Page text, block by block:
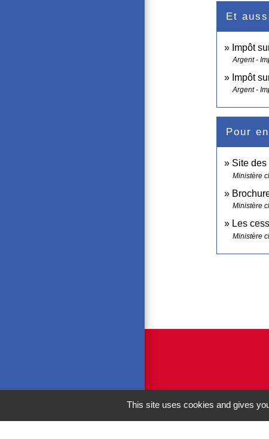
Et
Impôt
Argent -
Impôt
Argent -
Pour
Site des
Ministère
Ministère
Les
Ministère
This site uses cookies and gives